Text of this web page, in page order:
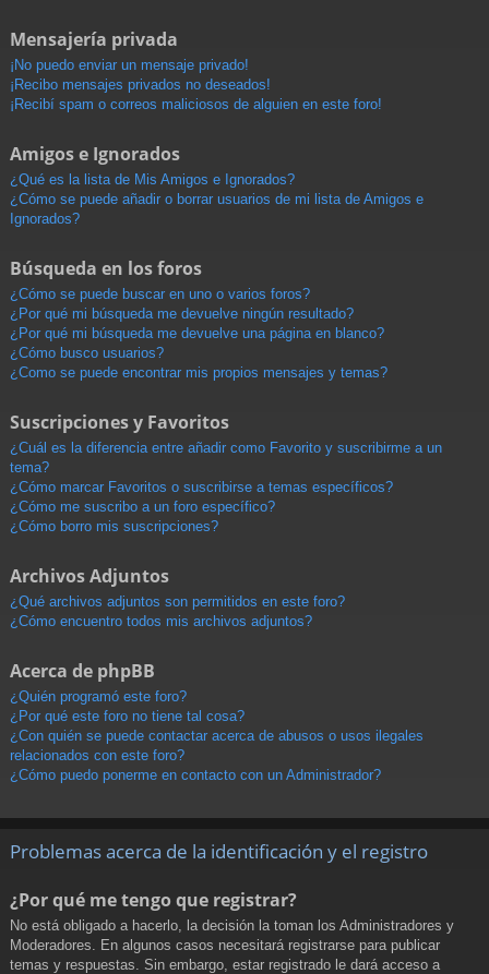
Mensajería privada
¡No puedo enviar un mensaje privado!
¡Recibo mensajes privados no deseados!
¡Recibí spam o correos maliciosos de alguien en este foro!
Amigos e Ignorados
¿Qué es la lista de Mis Amigos e Ignorados?
¿Cómo se puede añadir o borrar usuarios de mi lista de Amigos e
Ignorados?
Búsqueda en los foros
¿Cómo se puede buscar en uno o varios foros?
¿Por qué mi búsqueda me devuelve ningún resultado?
¿Por qué mi búsqueda me devuelve una página en blanco?
¿Cómo busco usuarios?
¿Como se puede encontrar mis propios mensajes y temas?
Suscripciones y Favoritos
¿Cuál es la diferencia entre añadir como Favorito y suscribirme a un
tema?
¿Cómo marcar Favoritos o suscribirse a temas específicos?
¿Cómo me suscribo a un foro específico?
¿Cómo borro mis suscripciones?
Archivos Adjuntos
¿Qué archivos adjuntos son permitidos en este foro?
¿Cómo encuentro todos mis archivos adjuntos?
Acerca de phpBB
¿Quién programó este foro?
¿Por qué este foro no tiene tal cosa?
¿Con quién se puede contactar acerca de abusos o usos ilegales
relacionados con este foro?
¿Cómo puedo ponerme en contacto con un Administrador?
Problemas acerca de la identificación y el registro
¿Por qué me tengo que registrar?
No está obligado a hacerlo, la decisión la toman los Administradores y
Moderadores. En algunos casos necesitará registrarse para publicar
temas y respuestas. Sin embargo, estar registrado le dará acceso a